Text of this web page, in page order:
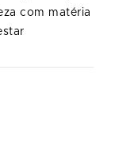
com matéria